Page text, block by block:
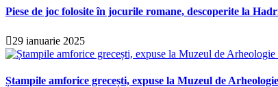
Piese de joc folosite în jocurile romane, descoperite la
29 ianuarie 2025
Ștampile amforice grecești, expuse la Muzeul de